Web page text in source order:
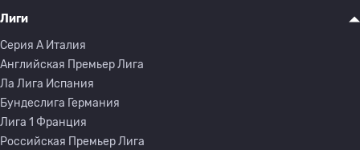
Лиги
Серия A Италия
Английская Премьер Лига
Ла Лига Испания
Бундеслига Германия
Лига 1 Франция
Российская Премьер Лига